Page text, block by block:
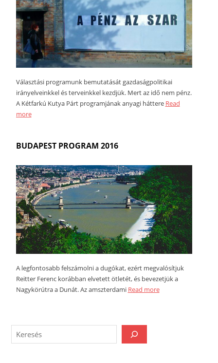
Választási programunk bemutatását gazdaságpolitikai
irányelveinkkel és terveinkkel kezdjük. Mert az idő nem pénz.
A Kétfarkú Kutya Párt programjának anyagi háttere Read
more
BUDAPEST PROGRAM 2016
A legfontosabb felszámolni a dugókat, ezért megvalósítjuk
Reitter Ferenc korábban elvetett ötletét, és bevezetjük a
Nagykörútra a Dunát. Az amszterdami Read more